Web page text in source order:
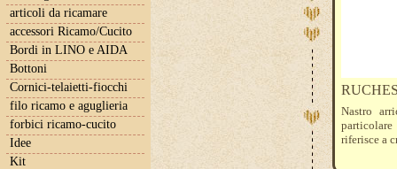
articoli da ricamare
accessori Ricamo/Cucito
Bordi in LINO e AIDA
Bottoni
Cornici-telaietti-fiocchi
filo ricamo e aguglieria
forbici ricamo-cucito
Idee
Kit
Nastro
riferisce a